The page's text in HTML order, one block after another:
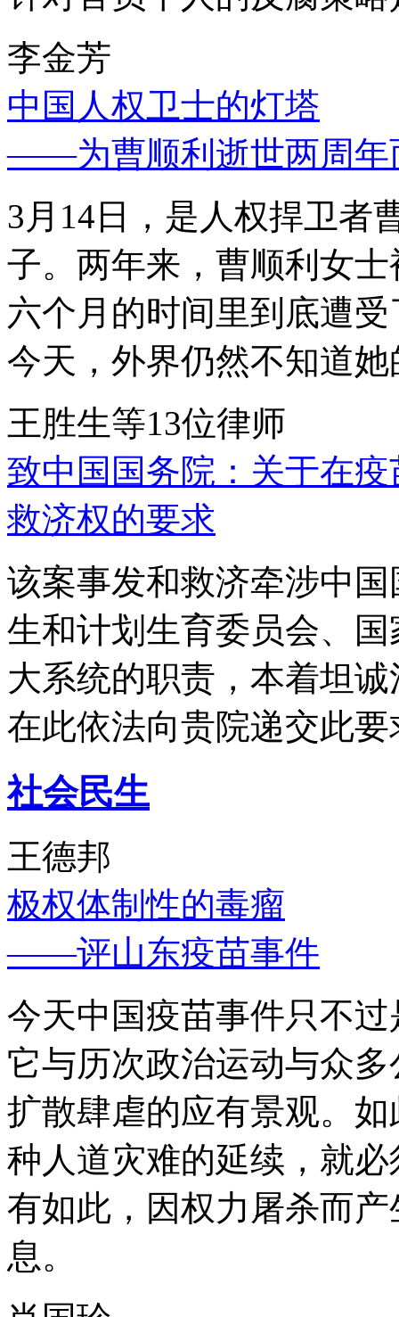
李金芳
中国人权卫士的灯塔
——为曹顺利逝世两周年
3月14日，是人权捍卫者
子。两年来，曹顺利女
六个月的时间里到底遭
今天，外界仍然不知道
王胜生等13位律师
致中国国务院：关于在
救济权的要求
该案事发和救济牵涉中
生和计划生育委员会、
大系统的职责，本着坦
在此依法向贵院递交此要
社会民生
王德邦
极权体制性的毒瘤
——评山东疫苗事件
今天中国疫苗事件只不
它与历次政治运动与众
扩散肆虐的应有景观。
种人道灾难的延续，就
有如此，因权力屠杀而
息。